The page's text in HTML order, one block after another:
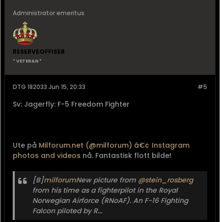
Administrator emeritus
RESERVEOFFISER
* VETERAN *
#5
DTG 182033 Jun 15, 20:33
Sv: Jagerfly: F-5 Freedom Fighter
Ute på Milforum.net (@milforum) â€¢ Instagram
photos and videos nå. Fantastisk flott bilde!
[B]milforumNew picture from @stein_rosberg
from his time as a fighterpilot in the Royal
Norwegian Airforce (RNoAF). An F-16 Fighting
Falcon piloted by R...